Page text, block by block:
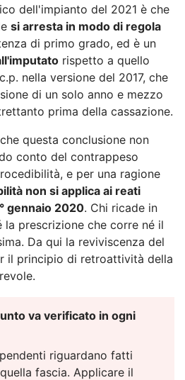
dell'impianto del 2021 è che
si arresta in modo di regola
di primo grado, ed è un
rispetto a quello
nella versione del 2017, che
di un solo anno e mezzo
prima della cassazione.
questa conclusione non
conto del contrappeso
e per una ragione
non si applica ai reati
gennaio 2020. Chi ricade in
la prescrizione che corre né il
Da qui la reviviscenza del
il principio di retroattività della
va verificato in ogni
riguardano fatti
fascia. Applicare il